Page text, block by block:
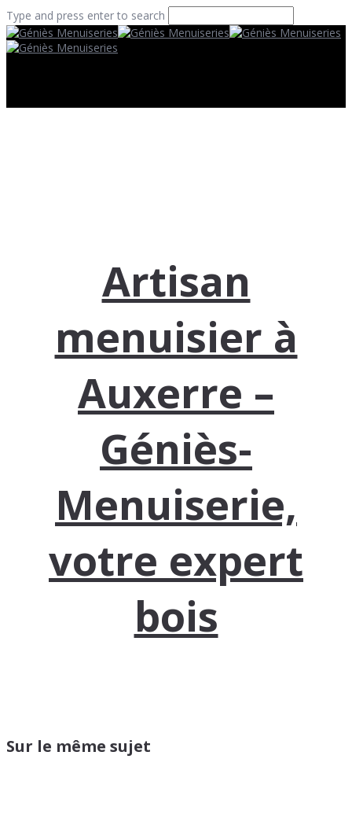
Type and press enter to search
Artisan
menuisier à
Auxerre –
Géniès-
Menuiserie,
votre expert
bois
Sur le même sujet